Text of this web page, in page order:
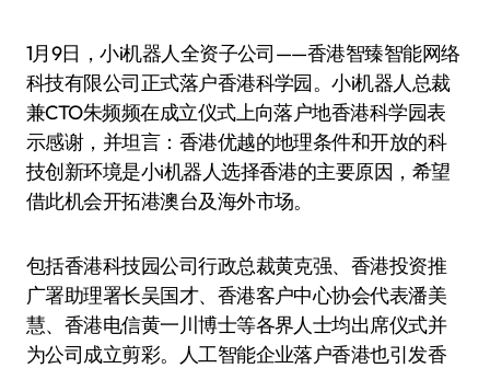
1月9日，小i机器人全资子公司——香港智臻智能网络
科技有限公司正式落户香港科学园。小i机器人总裁
兼CTO朱频频在成立仪式上向落户地香港科学园表
示感谢，并坦言：香港优越的地理条件和开放的科
技创新环境是小i机器人选择香港的主要原因，希望
借此机会开拓港澳台及海外市场。
包括香港科技园公司行政总裁黄克强、香港投资推
广署助理署长吴国才、香港客户中心协会代表潘美
慧、香港电信黄一川博士等各界人士均出席仪式并
为公司成立剪彩。人工智能企业落户香港也引发香